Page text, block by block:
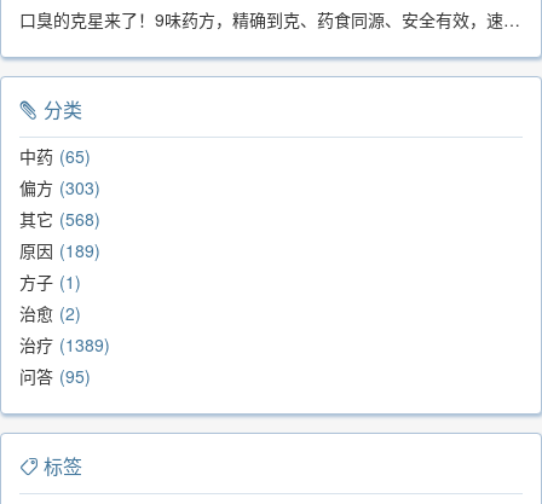
口臭的克星来了！9味药方，精确到克、药食同源、安全有效，速看！
分类
中药 65
偏方 303
其它 568
原因 189
方子 1
治愈 2
治疗 1389
问答 95
标签